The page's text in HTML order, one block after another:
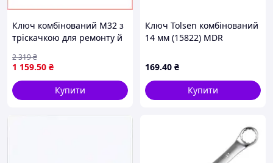
Ключ комбінований M32 з
тріскачкою для ремонту й
ванадієва сталь із вигином
1 159.50 ₴
2 319₴
Купити
Ключ Tolsen комбінований
14 мм (15822) MDR
169.40 ₴
Купити